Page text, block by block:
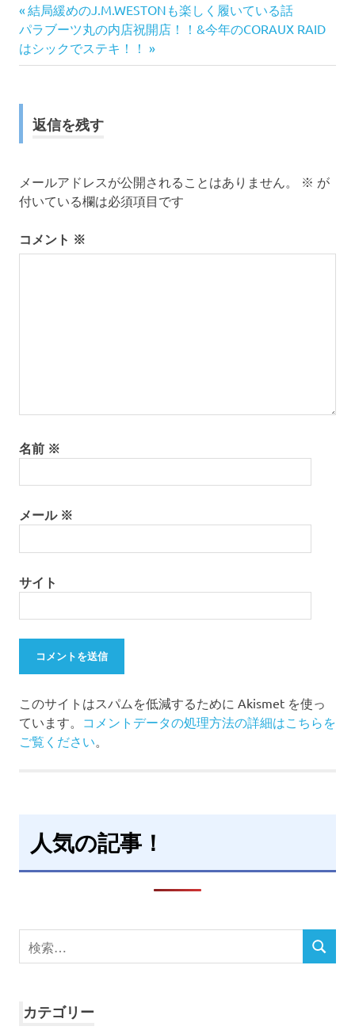
投
稿
ビ
ゲ
ー
シ
ョ
前
の
記
事:
結局緩めのJ.M.WESTONも楽しく履いている話
次
の
記
パラブーツ丸の内店祝開店！！&今年のCORAUX RAID
はシックでステキ！！
返信を残す
メールアドレスが公開されることはありません。 ※ が
付いている欄は必須項目です
コメント ※
名前 ※
メール ※
サイト
このサイトはスパムを低減するために Akismet を使っ
ています。 コメントデータの処理方法の詳細はこちらを
ご覧ください。
人気の記事！
検
索
検
カテゴリー